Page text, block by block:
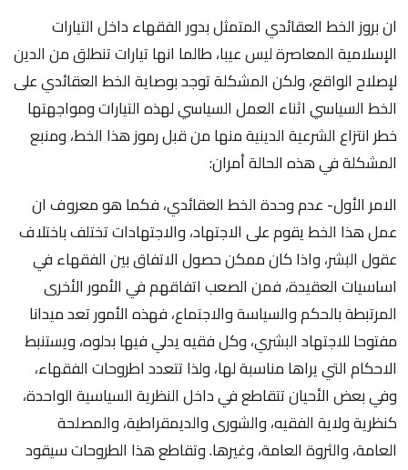
ان بروز الخط العقائدي المتمثل بدور الفقهاء داخل التيارات
الإسلامية المعاصرة ليس عيبا، طالما انها تيارات تنطلق من الدين
لإصلاح الواقع، ولكن المشكلة توجد بوصاية الخط العقائدي على
الخط السياسي اثناء العمل السياسي لهذه التيارات ومواجهتها
خطر انتزاع الشرعية الدينية منها من قبل رموز هذا الخط، ومنبع
المشكلة في هذه الحالة أمران:
الامر الأول- عدم وحدة الخط العقائدي، فكما هو معروف ان
عمل هذا الخط يقوم على الاجتهاد، والاجتهادات تختلف باختلاف
عقول البشر، واذا كان ممكن حصول الاتفاق بين الفقهاء في
اساسيات العقيدة، فمن الصعب اتفاقهم في الأمور الأخرى
المرتبطة بالحكم والسياسة والاجتماع، فهذه الأمور تعد ميدانا
مفتوحا للاجتهاد البشري، وكل فقيه يدلي فيها بدلوه، ويستنبط
الاحكام التي يراها مناسبة لها، ولذا تتعدد اطروحات الفقهاء،
وفي بعض الأحيان تتقاطع في داخل النظرية السياسية الواحدة،
كنظرية ولاية الفقيه، والشورى والديمقراطية، والمصلحة
العامة، والثروة العامة، وغيرها. وتقاطع هذا الطروحات سيقود